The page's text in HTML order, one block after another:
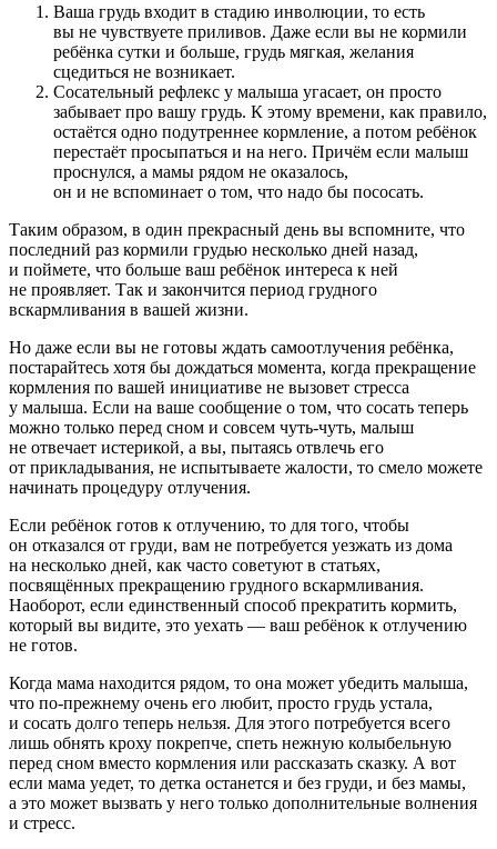
Ваша грудь входит в стадию инволюции, то есть
вы не чувствуете приливов. Даже если вы не кормили
ребёнка сутки и больше, грудь мягкая, желания
сцедиться не возникает.
Сосательный рефлекс у малыша угасает, он просто
забывает про вашу грудь. К этому времени, как правило,
остаётся одно подутреннее кормление, а потом ребёнок
перестаёт просыпаться и на него. Причём если малыш
проснулся, а мамы рядом не оказалось,
он и не вспоминает о том, что надо бы пососать.
Таким образом, в один прекрасный день вы вспомните, что
последний раз кормили грудью несколько дней назад,
и поймете, что больше ваш ребёнок интереса к ней
не проявляет. Так и закончится период грудного
вскармливания в вашей жизни.
Но даже если вы не готовы ждать самоотлучения ребёнка,
постарайтесь хотя бы дождаться момента, когда прекращение
кормления по вашей инициативе не вызовет стресса
у малыша. Если на ваше сообщение о том, что сосать теперь
можно только перед сном и совсем чуть-чуть, малыш
не отвечает истерикой, а вы, пытаясь отвлечь его
от прикладывания, не испытываете жалости, то смело можете
начинать процедуру отлучения.
Если ребёнок готов к отлучению, то для того, чтобы
он отказался от груди, вам не потребуется уезжать из дома
на несколько дней, как часто советуют в статьях,
посвящённых прекращению грудного вскармливания.
Наоборот, если единственный способ прекратить кормить,
который вы видите, это уехать — ваш ребёнок к отлучению
не готов.
Когда мама находится рядом, то она может убедить малыша,
что по-прежнему очень его любит, просто грудь устала,
и сосать долго теперь нельзя. Для этого потребуется всего
лишь обнять кроху покрепче, спеть нежную колыбельную
перед сном вместо кормления или рассказать сказку. А вот
если мама уедет, то детка останется и без груди, и без мамы,
а это может вызвать у него только дополнительные волнения
и стресс.